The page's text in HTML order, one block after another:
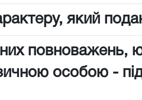
який
повноважень,
особою -